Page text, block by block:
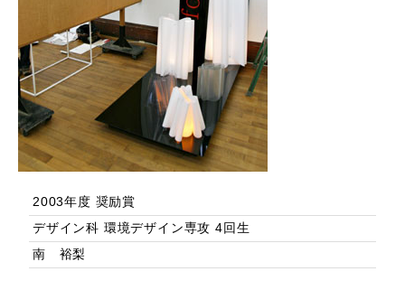
2003年度 奨励賞
デザイン科 環境デザイン専攻 4回生
南 裕梨